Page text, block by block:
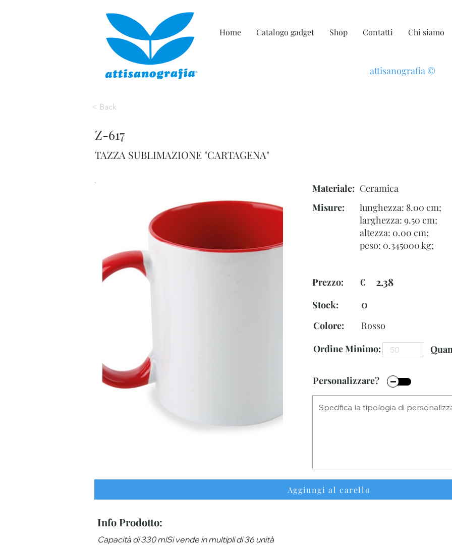
Home Catalogo gadget Shop Contatti Chi siamo
attisanografia ©
< Back
Z-617
TAZZA SUBLIMAZIONE "CARTAGENA"
Materiale: Ceramica
Misure:
lunghezza: 8.00 cm;
larghezza: 9.50 cm;
altezza: 0.00 cm;
peso: 0.345000 kg;
Prezzo: € 2.38
Stock: 0
Rosso
Colore:
Ordine Minimo:
Personalizzare?
Aggiungi al carello
Info Prodotto:
Capacità di 330 mlSi vende in multipli di 36 unità